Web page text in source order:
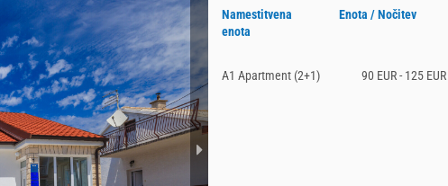
Namestitvena
enota
Enota / Nočitev
A1 Apartment (2+1) 90 EUR - 125 EUR